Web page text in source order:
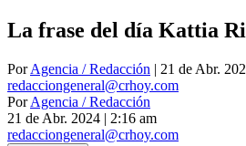
La frase del día Kattia
PorAgencia / Redacción | 21 de Abr.
redacciongeneral@crhoy.com
PorAgencia / Redacción
21 de Abr. 2024 | 2:16 am
redacciongeneral@crhoy.com